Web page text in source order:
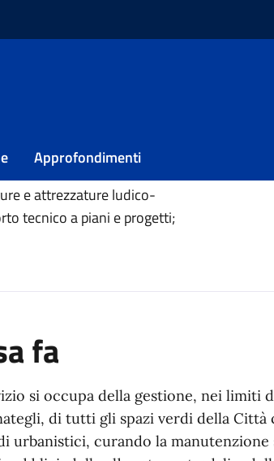
Approfondimenti
verde
e attrezzature ludico-
tecnico a piani e progetti;
fa
si occupa della gestione, nei limiti
di tutti gli spazi verdi della
urbanistici, curando la